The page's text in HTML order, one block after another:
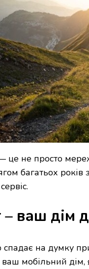
це не просто
багатьох років
ваш дім
на думку
мобільний дім,